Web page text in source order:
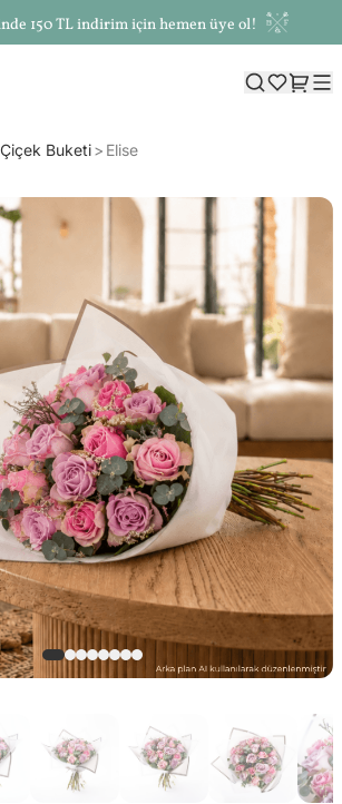
150 TL indirim için hemen üye ol!
Çiçek Buketi Elise